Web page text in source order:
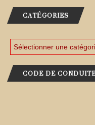
CATÉGORIES
CODE DE